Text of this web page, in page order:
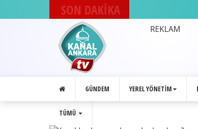
SON DAKİKA
Ankara'daki
gerçekleştirdi
REKLAM
GÜNDEM YEREL YÖNETIM
TÜMÜ